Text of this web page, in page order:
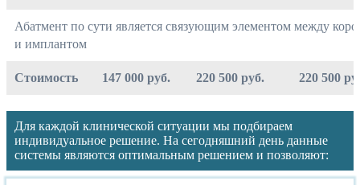
Абатмент по сути является связующим элементом между
и имплантом
Стоимость 147 000 руб. 220 500 руб. 220 500
Для каждой клинической ситуации мы подбираем
индивидуальное решение. На сегодняшний день данные
системы являются оптимальным решением и позволяют: